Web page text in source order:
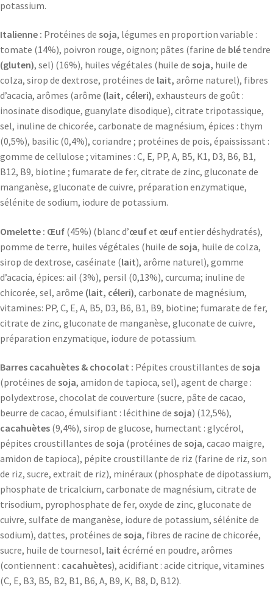
potassium.
Italienne : Protéines de soja, légumes en proportion variable :
tomate (14%), poivron rouge, oignon; pâtes (farine de blé tendre
(gluten), sel) (16%), huiles végétales (huile de soja, huile de
colza, sirop de dextrose, protéines de lait, arôme naturel), fibres
d’acacia, arômes (arôme (lait, céleri), exhausteurs de goût :
inosinate disodique, guanylate disodique), citrate tripotassique,
sel, inuline de chicorée, carbonate de magnésium, épices : thym
(0,5%), basilic (0,4%), coriandre ; protéines de pois, épaississant :
gomme de cellulose ; vitamines : C, E, PP, A, B5, K1, D3, B6, B1,
B12, B9, biotine ; fumarate de fer, citrate de zinc, gluconate de
manganèse, gluconate de cuivre, préparation enzymatique,
sélénite de sodium, iodure de potassium.
Omelette : Œuf (45%) (blanc d’œufet œufentier déshydratés),
pomme de terre, huiles végétales (huile de soja, huile de colza,
sirop de dextrose, caséinate (lait), arôme naturel), gomme
d’acacia, épices: ail (3%), persil (0,13%), curcuma; inuline de
chicorée, sel, arôme (lait, céleri), carbonate de magnésium,
vitamines: PP, C, E, A, B5, D3, B6, B1, B9, biotine; fumarate de fer,
citrate de zinc, gluconate de manganèse, gluconate de cuivre,
préparation enzymatique, iodure de potassium.
Barres cacahuètes & chocolat : Pépites croustillantes de soja
(protéines de soja, amidon de tapioca, sel), agent de charge :
polydextrose, chocolat de couverture (sucre, pâte de cacao,
beurre de cacao, émulsifiant : lécithine de soja) (12,5%),
cacahuètes (9,4%), sirop de glucose, humectant : glycérol,
pépites croustillantes de soja (protéines de soja, cacao maigre,
amidon de tapioca), pépite croustillante de riz (farine de riz, son
de riz, sucre, extrait de riz), minéraux (phosphate de dipotassium,
phosphate de tricalcium, carbonate de magnésium, citrate de
trisodium, pyrophosphate de fer, oxyde de zinc, gluconate de
cuivre, sulfate de manganèse, iodure de potassium, sélénite de
sodium), dattes, protéines de soja, fibres de racine de chicorée,
sucre, huile de tournesol, lait écrémé en poudre, arômes
(contiennent : cacahuètes), acidifiant : acide citrique, vitamines
(C, E, B3, B5, B2, B1, B6, A, B9, K, B8, D, B12).